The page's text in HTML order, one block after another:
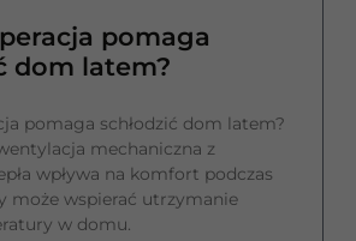
pomaga
dom latem?
pomaga schłodzić dom latem?
mechaniczna z
wpływa na komfort podczas
może wspierać utrzymanie
w domu.